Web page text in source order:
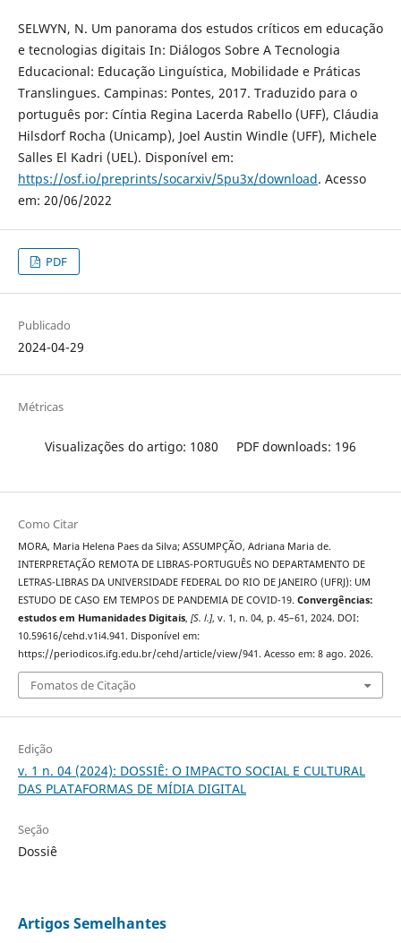
SELWYN, N. Um panorama dos estudos críticos em educação
e tecnologias digitais In: Diálogos Sobre A Tecnologia
Educacional: Educação Linguística, Mobilidade e Práticas
Translingues. Campinas: Pontes, 2017. Traduzido para o
português por: Cíntia Regina Lacerda Rabello (UFF), Cláudia
Hilsdorf Rocha (Unicamp), Joel Austin Windle (UFF), Michele
Salles El Kadri (UEL). Disponível em:
https://osf.io/preprints/socarxiv/5pu3x/download. Acesso
em: 20/06/2022
PDF
Publicado
2024-04-29
Métricas
Visualizações do artigo: 1080 PDF downloads: 196
Como Citar
MORA, Maria Helena Paes da Silva; ASSUMPÇÃO, Adriana Maria de.
INTERPRETAÇÃO REMOTA DE LIBRAS-PORTUGUÊS NO DEPARTAMENTO DE
LETRAS-LIBRAS DA UNIVERSIDADE FEDERAL DO RIO DE JANEIRO (UFRJ): UM
ESTUDO DE CASO EM TEMPOS DE PANDEMIA DE COVID-19. Convergências:
estudos em Humanidades Digitais, [S. l.], v. 1, n. 04, p. 45–61, 2024. DOI:
10.59616/cehd.v1i4.941. Disponível em:
https://periodicos.ifg.edu.br/cehd/article/view/941. Acesso em: 8 ago. 2026.
Fomatos de Citação
Edição
v. 1 n. 04 (2024): DOSSIÊ: O IMPACTO SOCIAL E CULTURAL
DAS PLATAFORMAS DE MÍDIA DIGITAL
Seção
Dossiê
Artigos Semelhantes